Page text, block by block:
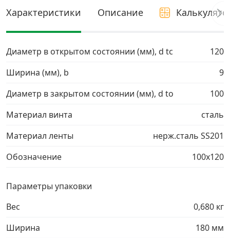
Комплекты и наборы крепежа
Кронштейны и крюки хозяйственные
Электро и бензоинструмент, оборудование›
Скобяные изделия и мебельная фурнитура ›
Характеристики Описание
Диаметр в открытом состоянии (мм), d tc
120
Ширина (мм), b
9
Диаметр в закрытом состоянии (мм), d to
100
Материал винта
сталь
Материал ленты
нерж.сталь SS201
Обозначение
100х120
Параметры упаковки
Вес
0,680 кг
Ширина
180 мм